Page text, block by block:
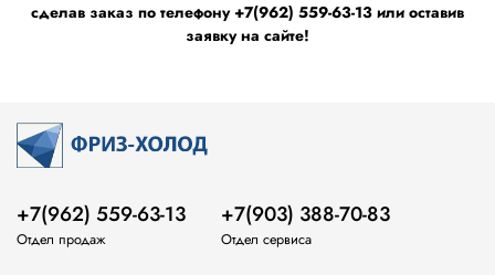
сделав заказ по телефону +7(962) 559-63-13 или оставив
заявку на сайте!
+7(962) 559-63-13
Отдел продаж
+7(903) 388-70-83
Отдел сервиса